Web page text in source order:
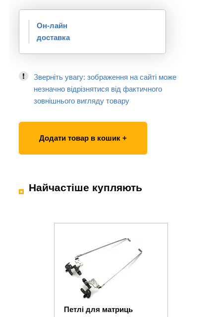
Он-лайн
доставка
Зверніть увагу: зображення на сайті може
незначно відрізнятися від фактичного
зовнішнього вигляду товару
Додати товар в кошик +
Найчастіше купляють
Петлі для матриць